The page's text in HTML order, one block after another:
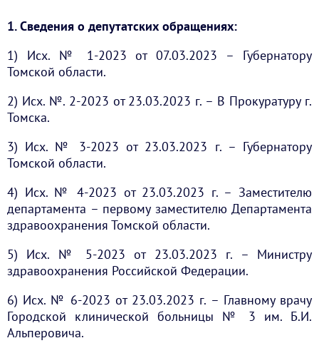
1. Сведения о депутатских обращениях:
1) Исх. № 1-2023 от 07.03.2023 – Губернатору
Томской области.
2) Исх. №. 2-2023 от 23.03.2023 г. – В Прокуратуру г.
Томска.
3) Исх. № 3-2023 от 23.03.2023 г. – Губернатору
Томской области.
4) Исх. № 4-2023 от 23.03.2023 г. – Заместителю
департамента – первому заместителю Департамента
здравоохранения Томской области.
5) Исх. № 5-2023 от 23.03.2023 г. – Министру
здравоохранения Российской Федерации.
6) Исх. № 6-2023 от 23.03.2023 г. – Главному врачу
Городской клинической больницы № 3 им. Б.И.
Альперовича.